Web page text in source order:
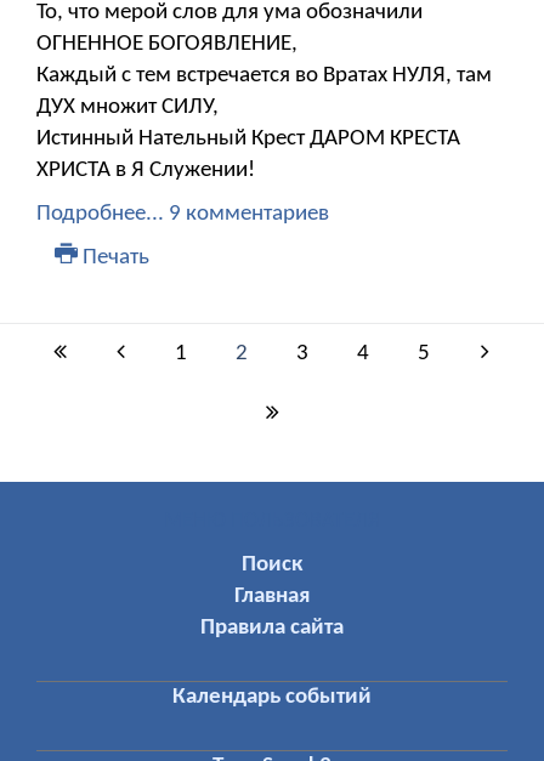
То, что мерой слов для ума обозначили
ОГНЕННОЕ БОГОЯВЛЕНИЕ,
Каждый с тем встречается во Вратах НУЛЯ, там
ДУХ множит СИЛУ,
Истинный Нательный Крест ДАРОМ КРЕСТА
ХРИСТА в Я Служении!
Подробнее... 9 комментариев
Печать
1 2 3 4 5
Поиск
Главная
Правила сайта
Календарь событий